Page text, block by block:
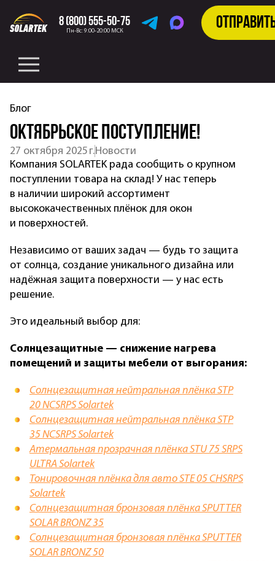
8 (800) 555-50-75
Пн-Вс: 9:00-20:00 МСК Telegram
MAX
Блог
Октябрьское поступление!
27 октября 2025 г.Новости
Компания SOLARTEK рада сообщить о крупном
поступлении товара на склад! У нас теперь
в наличии широкий ассортимент
высококачественных плёнок для окон
и поверхностей.
Независимо от ваших задач — будь то защита
от солнца, создание уникального дизайна или
надёжная защита поверхности — у нас есть
решение.
Это идеальный выбор для:
Солнцезащитные — снижение нагрева
помещений и защиты мебели от выгорания:
Солнцезащитная нейтральная плёнка STP
20 NCSRPS Solartek
Солнцезащитная нейтральная плёнка STP
35 NCSRPS Solartek
Атермальная прозрачная плёнка STU 75 SRPS
ULTRA Solartek
Тонировочная плёнка для авто STE 05 CHSRPS
Solartek
Солнцезащитная бронзовая плёнка SPUTTER
SOLAR BRONZ 35
Солнцезащитная бронзовая плёнка SPUTTER
SOLAR BRONZ 50